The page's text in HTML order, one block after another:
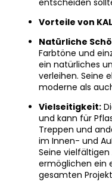
entscheiden
Vorteile von
Natürliche
Farbtöne und
ein natürliches
verleihen. Seine
moderne als
Vielseitigkeit:
und kann für
Treppen und
im Innen- und
Seine
ermöglichen ein
gesamten